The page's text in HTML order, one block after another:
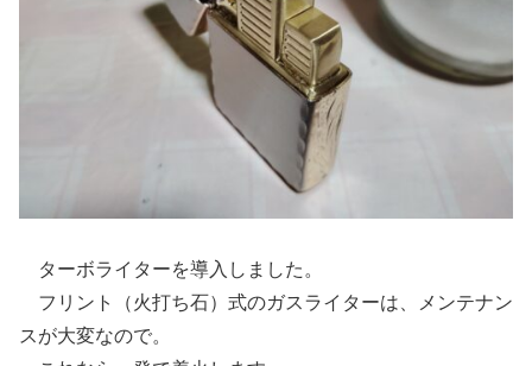
ターボライターを導入しました。
フリント（火打ち石）式のガスライターは、メンテナン
スが大変なので。